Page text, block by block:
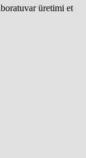
üretimi et